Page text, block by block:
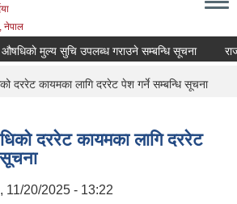
नेपाल
मुल्य सुचि उपलब्ध गराउने सम्बन्धि सूचना
दररेट कायमका लागि दररेट पेश गर्ने सम्बन्धि सूचना
दररेट कायमका लागि दररेट
11/20/2025 - 13:22